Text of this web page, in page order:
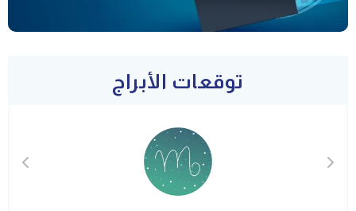
توقعات الأبراج